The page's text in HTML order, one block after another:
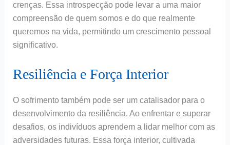
crenças. Essa introspecção pode levar a uma maior
compreensão de quem somos e do que realmente
queremos na vida, permitindo um crescimento pessoal
significativo.
Resiliência e Força Interior
O sofrimento também pode ser um catalisador para o
desenvolvimento da resiliência. Ao enfrentar e superar
desafios, os indivíduos aprendem a lidar melhor com as
adversidades futuras. Essa força interior, cultivada